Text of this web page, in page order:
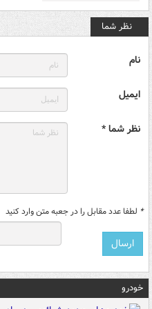
نظر شما
نام
ایمیل
نظر شما *
* لطفا عدد مقابل را در جعبه متن وارد کنید
خودرو